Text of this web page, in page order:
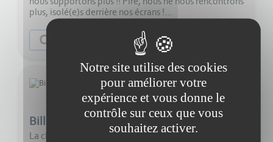
plus, isolé(e)s derrière nos écrans !...
Citoyenneté
6:00
La chronique citoyenne de Guy Gillet. Bonne écoute !
Notre site utilise des cookies
pour améliorer votre
expérience et vous donne le
contrôle sur ceux que vous
souhaitez activer.